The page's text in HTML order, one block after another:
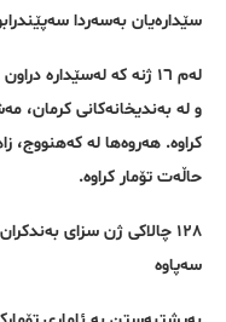
سێدارەیان بەسەردا
کراوە. هەروەها لە کەهنووج،
حاڵەت تۆمار کراوە.
١٢٨ چالاکی ژن سزای
سەپاوە